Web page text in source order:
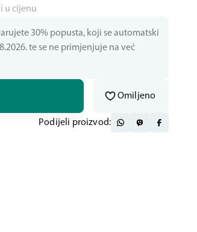
u cijenu
30% popusta, koji se automatski
te se ne primjenjuje na već
Omiljeno
Podijeli proizvod: